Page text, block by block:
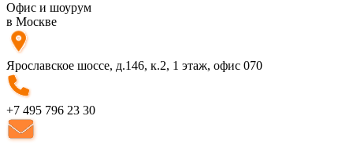
Офис и шоурум
в Москве
Ярославское шоссе, д.146, к.2, 1 этаж, офис 070
+7 495 796 23 30